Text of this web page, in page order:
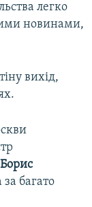
легко
новинами,
вихід,
Борис
багато